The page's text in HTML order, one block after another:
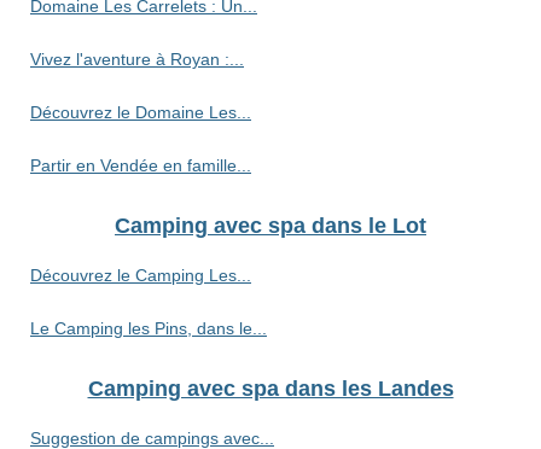
Domaine Les Carrelets : Un...
Vivez l'aventure à Royan :...
Découvrez le Domaine Les...
Partir en Vendée en famille...
Camping avec spa dans le Lot
Découvrez le Camping Les...
Le Camping les Pins, dans le...
Camping avec spa dans les Landes
Suggestion de campings avec...